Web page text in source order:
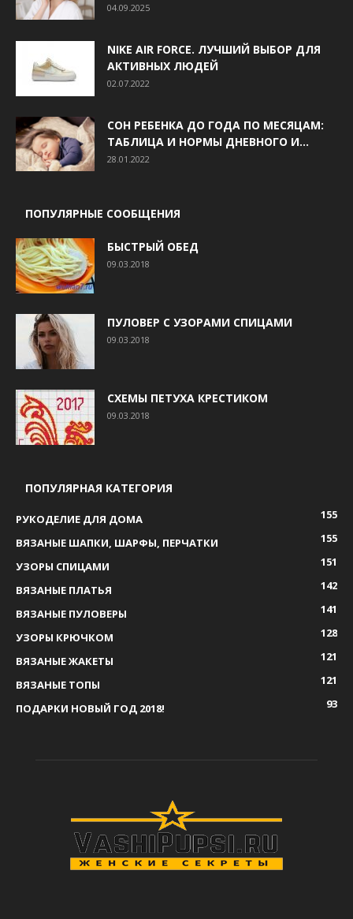
04.09.2025
NIKE AIR FORCE. ЛУЧШИЙ ВЫБОР ДЛЯ
АКТИВНЫХ ЛЮДЕЙ
02.07.2022
СОН РЕБЕНКА ДО ГОДА ПО МЕСЯЦАМ:
ТАБЛИЦА И НОРМЫ ДНЕВНОГО И...
28.01.2022
ПОПУЛЯРНЫЕ СООБЩЕНИЯ
БЫСТРЫЙ ОБЕД
09.03.2018
ПУЛОВЕР С УЗОРАМИ СПИЦАМИ
09.03.2018
СХЕМЫ ПЕТУХА КРЕСТИКОМ
09.03.2018
ПОПУЛЯРНАЯ КАТЕГОРИЯ
РУКОДЕЛИЕ ДЛЯ ДОМА
155
ВЯЗАНЫЕ ШАПКИ, ШАРФЫ, ПЕРЧАТКИ
155
УЗОРЫ СПИЦАМИ
151
ВЯЗАНЫЕ ПЛАТЬЯ
142
ВЯЗАНЫЕ ПУЛОВЕРЫ
141
УЗОРЫ КРЮЧКОМ
128
ВЯЗАНЫЕ ЖАКЕТЫ
121
ВЯЗАНЫЕ ТОПЫ
121
ПОДАРКИ НОВЫЙ ГОД 2018!
93